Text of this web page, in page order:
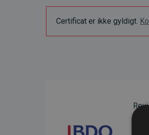
Certificat er ikke gyldigt.